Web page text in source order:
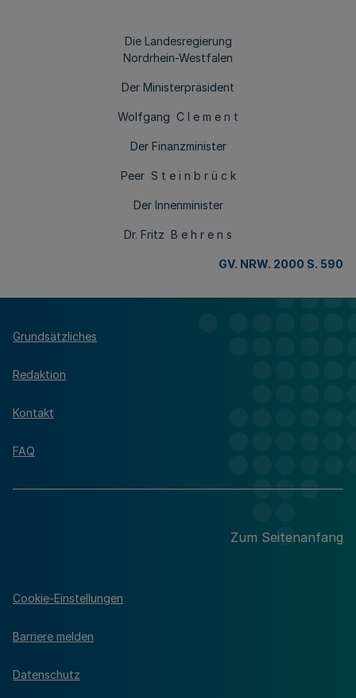
Die Landesregierung
Nordrhein-Westfalen
Der Ministerpräsident
Wolfgang C l e m e n t
Der Finanzminister
Peer S t e i n b r ü c k
Der Innenminister
Dr. Fritz B e h r e n s
GV. NRW. 2000 S. 590
Grundsätzliches
Redaktion
Kontakt
FAQ
Zum Seitenanfang
Cookie-Einstellungen
Barriere melden
Datenschutz